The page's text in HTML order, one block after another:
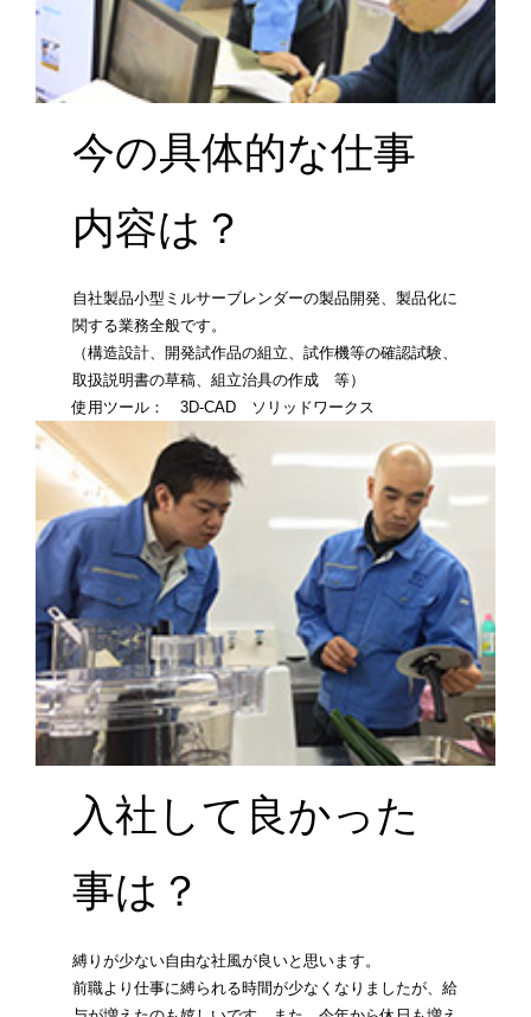
今の具体的な仕事
内容は？
自社製品小型ミルサーブレンダーの製品開発、製品化に
関する業務全般です。
（構造設計、開発試作品の組立、試作機等の確認試験、
取扱説明書の草稿、組立治具の作成 等）
使用ツール： 3D-CAD ソリッドワークス
入社して良かった
事は？
縛りが少ない自由な社風が良いと思います。
前職より仕事に縛られる時間が少なくなりましたが、給